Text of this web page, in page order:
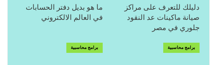
دليلك للتعرف على مراكز
صيانة ماكينات عد النقود
جلوري في مصر
ما هو بديل دفتر الحسابات
في العالم الالكتروني
برامج محاسبية برامج محاسبية